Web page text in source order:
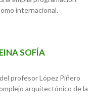
internacional.
SOFÍA
profesor López Piñero
arquitectónico de la